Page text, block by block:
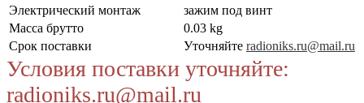
Электрический монтаж
зажим под винт
Масса брутто
0.03 kg
Срок поставки
Уточняйте radioniks.ru@mail.ru
Условия поставки уточняйте:
radioniks.ru@mail.ru